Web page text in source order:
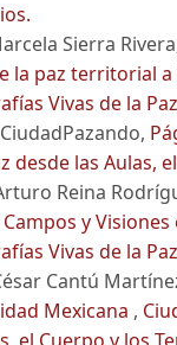
Sierra
la paz territorial
Vivas de la
desde las Aulas,
Reina
y
Vivas de la
Cantú
Mexicana ,